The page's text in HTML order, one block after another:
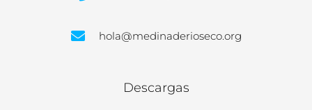
hola@medinaderioseco.org
Descargas